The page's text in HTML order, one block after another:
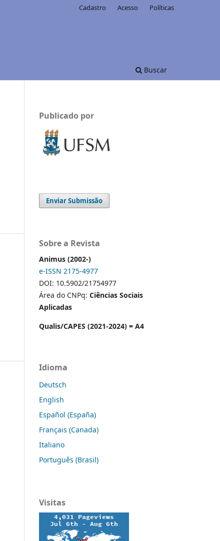
Buscar
Cadastro Acesso Políticas
Publicado por
Enviar Submissão
Sobre a Revista
Animus (2002-)
e-ISSN 2175-4977
DOI: 10.5902/21754977
Área do CNPq: Ciências Sociais
Aplicadas
Qualis/CAPES (2021-2024) = A4
Idioma
Deutsch
English
Español (España)
Français (Canada)
Italiano
Português (Brasil)
Visitas